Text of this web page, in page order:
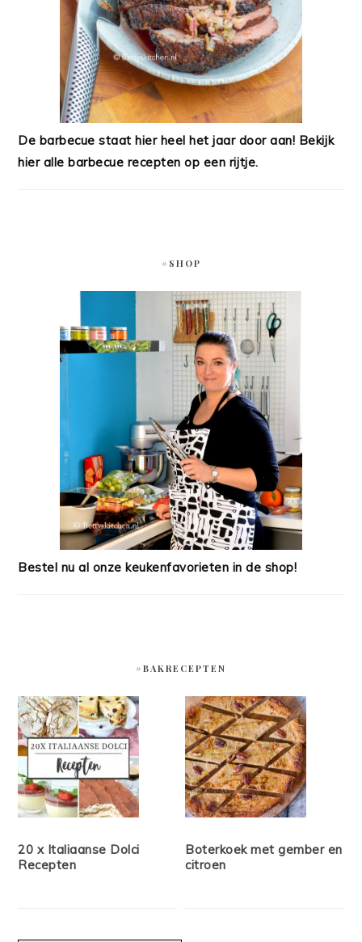
De barbecue staat hier heel het jaar door aan! Bekijk
hier alle barbecue recepten op een rijtje.
#SHOP
Bestel nu al onze keukenfavorieten in de shop!
#BAKRECEPTEN
20 x Italiaanse Dolci
Recepten
Boterkoek met gember en
citroen